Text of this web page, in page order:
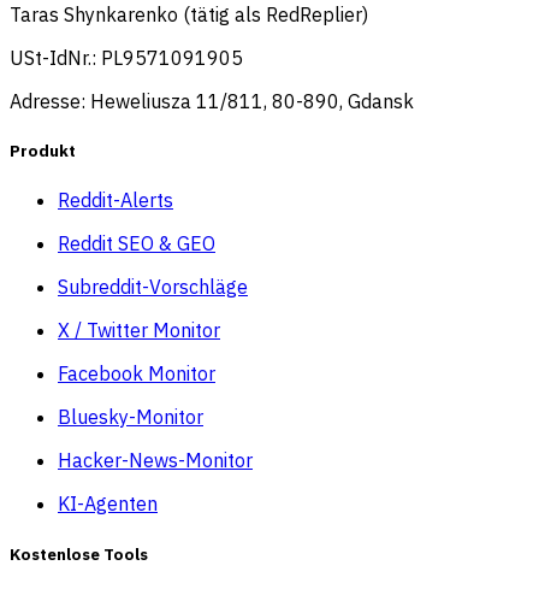
Taras Shynkarenko (tätig als RedReplier)
USt-IdNr.: PL9571091905
Adresse: Heweliusza 11/811, 80-890, Gdansk
Produkt
Reddit-Alerts
Reddit SEO & GEO
Subreddit-Vorschläge
X / Twitter Monitor
Facebook Monitor
Bluesky-Monitor
Hacker-News-Monitor
KI-Agenten
Kostenlose Tools